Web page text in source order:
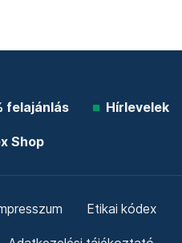
felajánlás Hírlevelek
Shop
Etikai kódex